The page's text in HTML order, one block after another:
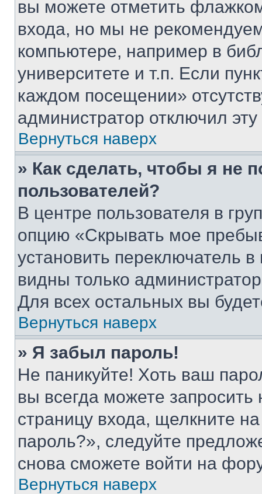
вы можете отметить
входа, но мы не
компьютере, например в
университете и т.п. Если
каждом посещении»
администратор отключил
Вернуться наверх
» Как сделать, чтобы я не
пользователей?
В центре пользователя в
опцию «Скрывать мое
установить переключатель
видны только
Для всех остальных вы
Вернуться наверх
» Я забыл пароль!
Не паникуйте! Хоть ваш
вы всегда можете
страницу входа, щелкните
пароль?», следуйте
снова сможете войти на
Вернуться наверх